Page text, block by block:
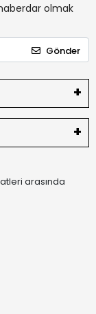
olmak
Gönder
arasında